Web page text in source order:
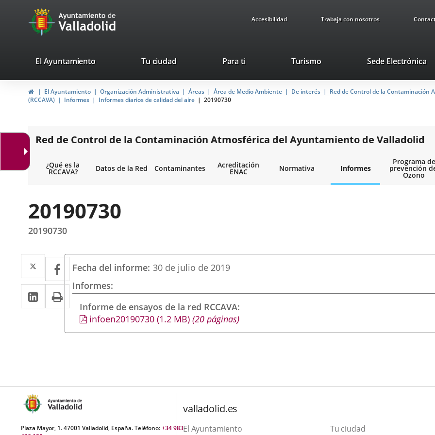
Portal
Web
Ayuntamiento
de
Valladolid
Accesibilidad Trabaja con nosotros
valladolid.es
El Ayuntamiento Tu ciudad Para ti TurismoEste
se
abrirá
nueva.
Sede Electrónica
InicioEl Ayuntamiento Organización Administrativa Áreas Área de Medio Ambiente De interés
Red de Control de la Contaminación
(RCCAVA)
Informes Informes diarios de calidad del aire 20190730
Red de Control de la Contaminación Atmosférica del Ayuntamiento de Valladolid
¿Qué es la
RCCAVA? Datos de la Red Contaminantes Acreditación
ENAC Normativa Informes
Programa de
prevención
Ozono
20190730
20190730
Twitter
Enlace
a
una
aplicación
externa.
Facebook
Enlace
a
una
aplicación
externa.
LinkedIn
Enlace
a
Imprimir
Fecha del informe 30 de julio de 2019
Informes
Informe de ensayos de la red RCCAVA
infoen20190730(1.2 MB)(20 páginas)
Plaza Mayor, 1. 47001 Valladolid, España. Teléfono:+34 983
valladolid.es
El Ayuntamiento Tu ciudad